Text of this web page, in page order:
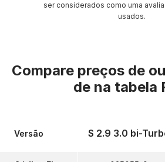
ser considerados como uma
usados.
Compare preços de
de na tabela
Versão S 2.9 3.0 bi-